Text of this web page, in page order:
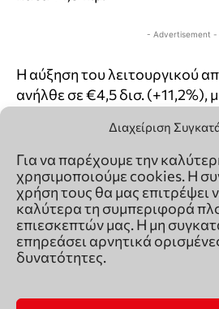
Διαχείριση
Για να παρέχουμε την
χρησιμοποιούμε cookies. Η
χρήση τους θα μας επιτρέψει
καλύτερα τη συμπεριφορά
επιεσκεπτών μας. Η μη
επηρεάσει αρνητικά
δυνατότητες.